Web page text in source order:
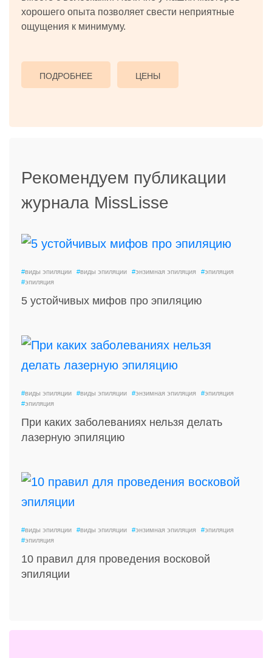
хорошего опыта позволяет свести неприятные
ощущения к минимуму.
ПОДРОБНЕЕ ЦЕНЫ
Рекомендуем публикации
журнала MissLisse
#виды эпиляции #виды эпиляции #энзимная эпиляция #эпиляция
#эпиляция
5 устойчивых мифов про эпиляцию
#виды эпиляции #виды эпиляции #энзимная эпиляция #эпиляция
#эпиляция
При каких заболеваниях нельзя делать
лазерную эпиляцию
#виды эпиляции #виды эпиляции #энзимная эпиляция #эпиляция
#эпиляция
10 правил для проведения восковой
эпиляции